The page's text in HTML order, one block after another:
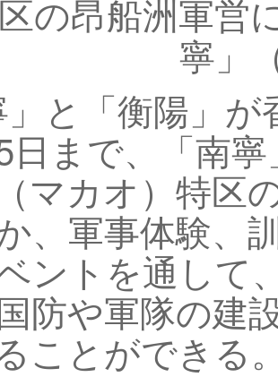
の昂船洲軍営
寧」
」と「衡陽」
日まで、「南
マカオ）特区
、軍事体験、
ントを通して
防や軍隊の建
ことができる